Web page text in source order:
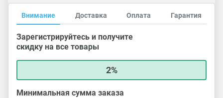
Внимание Доставка Оплата Гарантия
Зарегистрируйтесь и получите
скидку на все товары
2%
Минимальная сумма заказа